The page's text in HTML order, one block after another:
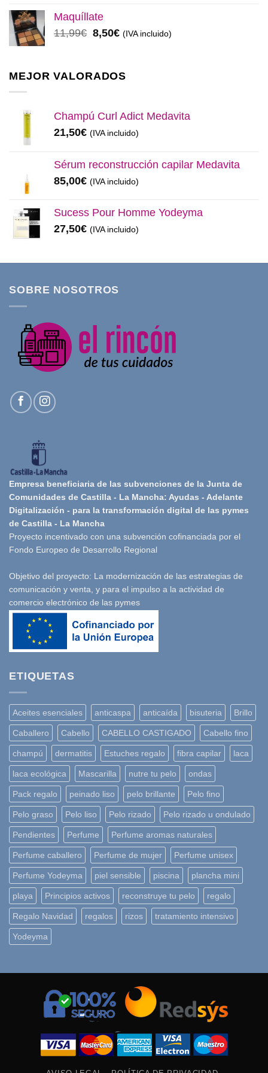
original
32,99€.28,50€.
Maquíllate
11,99€ El
era:
8,50€El
es:
(IVA incluido)
MEJOR VALORADOS
Champú Curl Adict Medavita
21,50€ (IVA incluido)
Sérum reconstrucción capilar Medavita
85,00€ (IVA incluido)
Sucess Pour Homme Yodeyma
27,50€ (IVA incluido)
SOBRE NOSOTROS
Empresa beneficiaria de las subvenciones de la Junta de
Comunidades de Castilla - La Mancha: Ayudas - Adelante
Digitalización - para la transformación digital de las pymes
de Castilla - La Mancha
Proyecto incentivado con una subvención cofinanciada por el
Fondo Europeo de Desarrollo Regional
Objetivo del proyecto: La modernización de las estrategias de
comunicación y venta, y para el impulso a la actividad de
comercio electrónico de las pymes
ETIQUETAS
Aceites esenciales anticaspa anticaída bisuteria Brillo
Caballero Cabello CABELLO CASTIGADO Cabello fino
champú dermatitis Estuches regalo fibra capilar laca
laca ecológica Mascarilla nutre tu pelo ondas
Pack regalo peinado liso pelo brillante Pelo fino
Pelo graso Pelo liso Pelo rizado Pelo rizado u ondulado
Pendientes Perfume Perfume aromas naturales
Perfume caballero Perfume de mujer Perfume unisex
Perfume Yodeyma piel sensible piscina plancha mini
playa Principios activos reconstruye tu pelo regalo
Regalo Navidad regalos rizos tratamiento intensivo
Yodeyma